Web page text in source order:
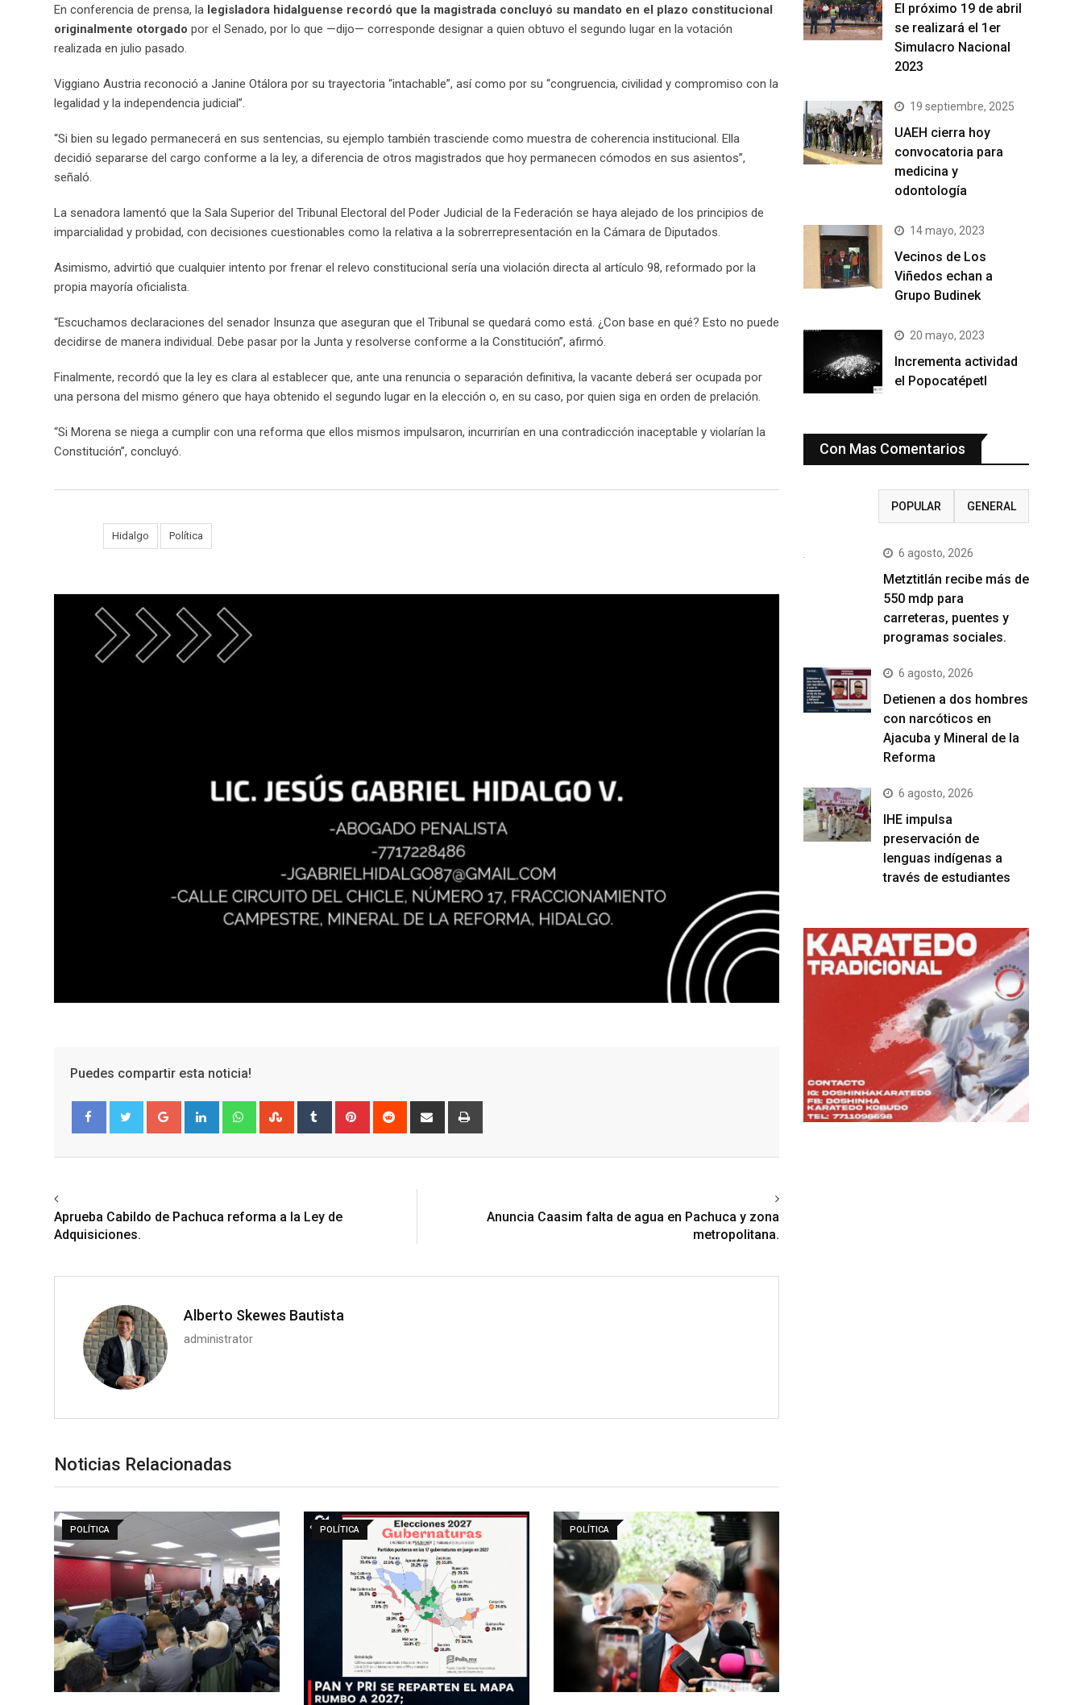
En conferencia de prensa, la legisladora hidalguense recordó que la magistrada concluyó su mandato en el plazo constitucional
originalmente otorgado por el Senado, por lo que —dijo— corresponde designar a quien obtuvo el segundo lugar en la votación
realizada en julio pasado.
Viggiano Austria reconoció a Janine Otálora por su trayectoria “intachable”, así como por su “congruencia, civilidad y compromiso con la
legalidad y la independencia judicial”.
“Si bien su legado permanecerá en sus sentencias, su ejemplo también trasciende como muestra de coherencia institucional. Ella
decidió separarse del cargo conforme a la ley, a diferencia de otros magistrados que hoy permanecen cómodos en sus asientos”,
señaló.
La senadora lamentó que la Sala Superior del Tribunal Electoral del Poder Judicial de la Federación se haya alejado de los principios de
imparcialidad y probidad, con decisiones cuestionables como la relativa a la sobrerrepresentación en la Cámara de Diputados.
Asimismo, advirtió que cualquier intento por frenar el relevo constitucional sería una violación directa al artículo 98, reformado por la
propia mayoría oficialista.
“Escuchamos declaraciones del senador Insunza que aseguran que el Tribunal se quedará como está. ¿Con base en qué? Esto no puede
decidirse de manera individual. Debe pasar por la Junta y resolverse conforme a la Constitución”, afirmó.
Finalmente, recordó que la ley es clara al establecer que, ante una renuncia o separación definitiva, la vacante deberá ser ocupada por
una persona del mismo género que haya obtenido el segundo lugar en la elección o, en su caso, por quien siga en orden de prelación.
“Si Morena se niega a cumplir con una reforma que ellos mismos impulsaron, incurrirían en una contradicción inaceptable y violarían la
Constitución”, concluyó.
Hidalgo Política
Puedes compartir esta noticia!
Google+ LinkedIn WhatsappStumbleUpon
Tumblr Pinterest Reddit
Share
Aprueba Cabildo de Pachuca reforma a la Ley de
Adquisiciones.
Anuncia Caasim falta de agua en Pachuca y zona
metropolitana.
Alberto Skewes Bautista
administrator
Noticias Relacionadas
POLÍTICA POLÍTICA POLÍTICA
El próximo 19 de abril
se realizará el 1er
Simulacro Nacional
2023
19 septiembre, 2025
UAEH cierra hoy
convocatoria para
medicina y
odontología
14 mayo, 2023
Vecinos de Los
Viñedos echan a
Grupo Budinek
20 mayo, 2023
Incrementa actividad
el Popocatépetl
Con Mas Comentarios
POPULAR GENERAL
6 agosto, 2026
Metztitlán recibe más de
550 mdp para
carreteras, puentes y
programas sociales.
6 agosto, 2026
Detienen a dos hombres
con narcóticos en
Ajacuba y Mineral de la
Reforma
6 agosto, 2026
IHE impulsa
preservación de
lenguas indígenas a
través de estudiantes